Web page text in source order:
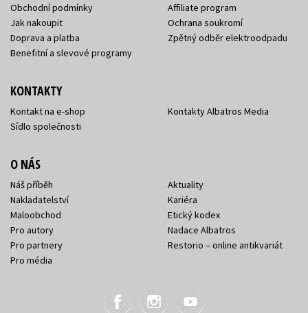
Obchodní podmínky
Jak nakoupit
Doprava a platba
Benefitní a slevové programy
Affiliate program
Ochrana soukromí
Zpětný odběr elektroodpadu
KONTAKTY
Kontakt na e-shop
Sídlo společnosti
Kontakty Albatros Media
O NÁS
Náš příběh
Nakladatelství
Maloobchod
Pro autory
Pro partnery
Pro média
Aktuality
Kariéra
Etický kodex
Nadace Albatros
Restorio – online antikvariát